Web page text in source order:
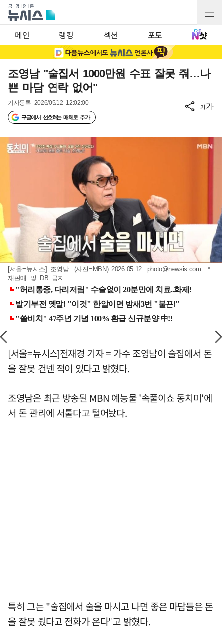
메인 랭킹 섹션 포토
조영남 "술집서 1000만원 수표 잘못 줘…나
쁜 마담 연락 없어"
기사등록 2026/05/12 12:02:00
구글에서 선호하는 매체로 추가
가가
[서울=뉴시스] 조영남. (사진=MBN) 2026.05.12. photo@newsis.com *
재판매 및 DB 금지
[서울=뉴시스]전재경 기자 = 가수 조영남이 술집에서 돈
을 잘못 건넨 적이 있다고 밝혔다.
조영남은 최근 방송된 MBN 예능물 '속풀이쇼 동치미'에
서 돈 관리에 서툴다고 털어놨다.
특히 그는 "술집에서 술을 마시고 나면 좋은 마담들은 돈
을 잘못 줬다고 전화가 온다"고 밝혔다.